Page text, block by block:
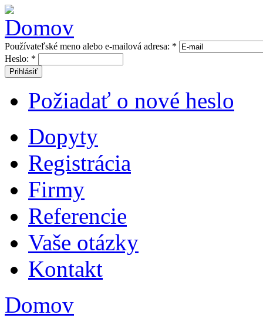
Používateľské meno alebo e-mailová adresa: *
Heslo: *
Prihlásiť
Požiadať o nové heslo
Dopyty
Registrácia
Firmy
Referencie
Vaše otázky
Kontakt
Domov